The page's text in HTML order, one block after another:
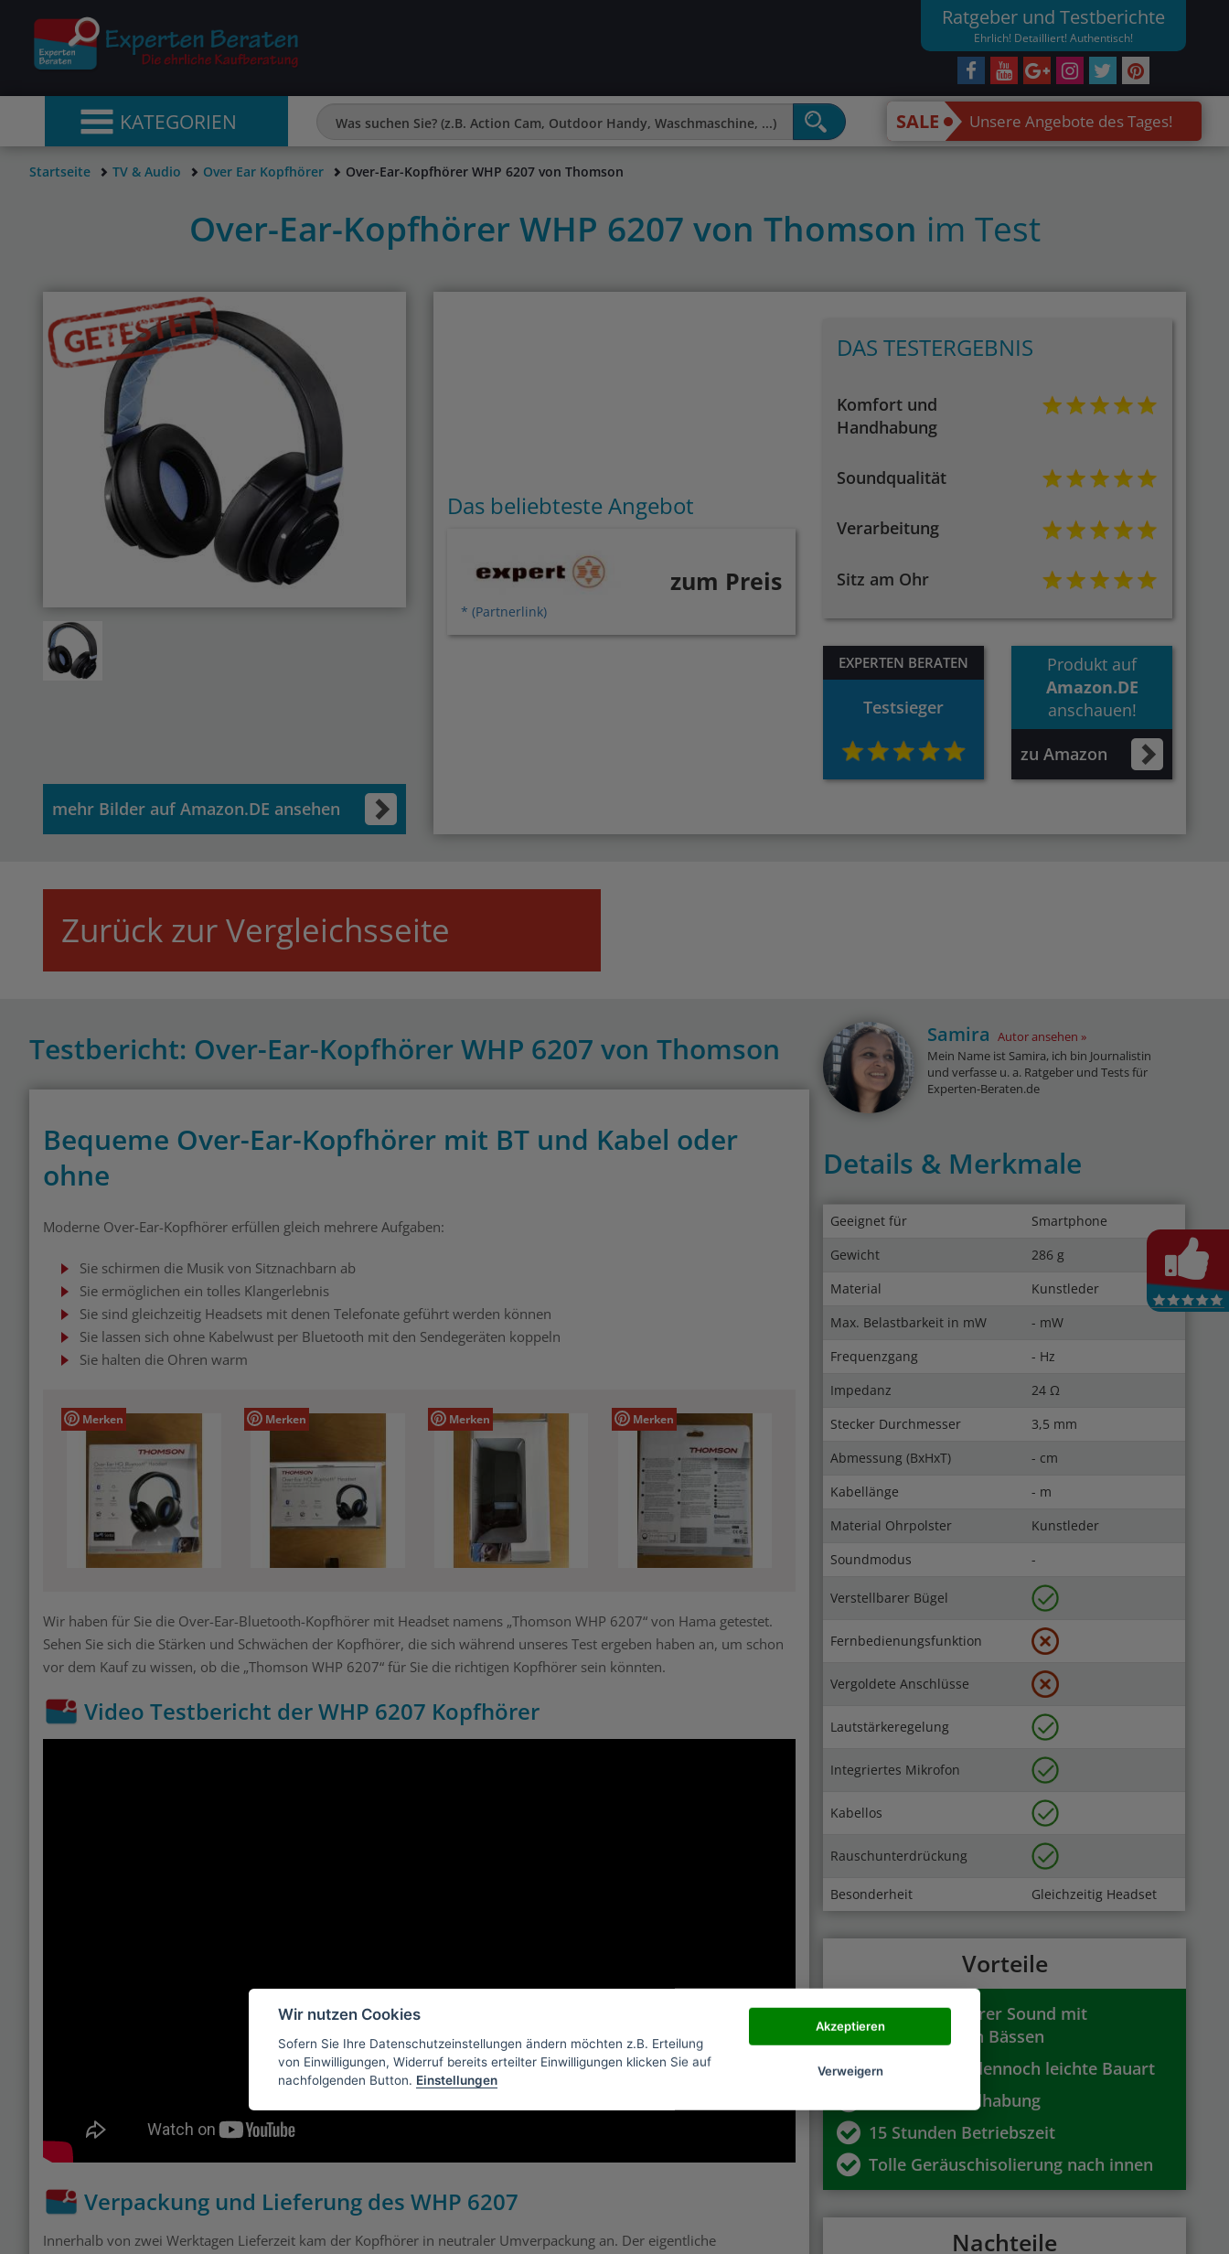
Ratgeber und Testberichte
Ehrlich! Detailliert! Authentisch!
KATEGORIEN SALE Unsere Angebote des Tages!
Startseite TV & Audio Over Ear Kopfhörer Over-Ear-Kopfhörer WHP 6207 von Thomson
Over-Ear-Kopfhörer WHP 6207 von Thomson im Test
mehr Bilder auf Amazon.DE ansehen
Das beliebteste Angebot
* (Partnerlink)
zum Preis
DAS TESTERGEBNIS
Komfort und
Handhabung
Soundqualität
Verarbeitung
Sitz am Ohr
EXPERTEN BERATEN
Testsieger
Produkt auf
Amazon.DE
anschauen!
zu Amazon
Zurück zur Vergleichsseite
Testbericht: Over-Ear-Kopfhörer WHP 6207 von Thomson
Bequeme Over-Ear-Kopfhörer mit BT und Kabel oder
ohne
Moderne Over-Ear-Kopfhörer erfüllen gleich mehrere Aufgaben:
Sie schirmen die Musik von Sitznachbarn ab
Sie ermöglichen ein tolles Klangerlebnis
Sie sind gleichzeitig Headsets mit denen Telefonate geführt werden können
Sie lassen sich ohne Kabelwust per Bluetooth mit den Sendegeräten koppeln
Sie halten die Ohren warm
Merken Merken Merken Merken
Wir haben für Sie die Over-Ear-Bluetooth-Kopfhörer mit Headset namens „Thomson WHP 6207“ von Hama getestet.
Sehen Sie sich die Stärken und Schwächen der Kopfhörer, die sich während unseres Test ergeben haben an, um schon
vor dem Kauf zu wissen, ob die „Thomson WHP 6207“ für Sie die richtigen Kopfhörer sein könnten.
Video Testbericht der WHP 6207 Kopfhörer
Verpackung und Lieferung des WHP 6207
Innerhalb von zwei Werktagen Lieferzeit kam der Kopfhörer in neutraler Umverpackung an. Der eigentliche
Samira Autor ansehen
Mein Name ist Samira, ich bin Journalistin
und verfasse u. a. Ratgeber und Tests für
Experten-Beraten.de
Details & Merkmale
Geeignet für
Smartphone
Gewicht
286 g
Material
Kunstleder
Max. Belastbarkeit in mW
- mW
Frequenzgang
- Hz
Impedanz
24 Ω
Stecker Durchmesser
3,5 mm
Abmessung (BxHxT)
- cm
Kabellänge
- m
Material Ohrpolster
Kunstleder
Soundmodus
-
Verstellbarer Bügel
Fernbedienungsfunktion
Vergoldete Anschlüsse
Lautstärkeregelung
Integriertes Mikrofon
Kabellos
Rauschunterdrückung
Besonderheit Gleichzeitig Headset
Vorteile
Satter und klarer Sound mit
ausreichenden Bässen
Robuste und dennoch leichte Bauart
Einfache Handhabung
15 Stunden Betriebszeit
Tolle Geräuschisolierung nach innen
Nachteile
Wir nutzen Cookies
Sofern Sie Ihre Datenschutzeinstellungen ändern möchten z.B. Erteilung
von Einwilligungen, Widerruf bereits erteilter Einwilligungen klicken Sie auf
nachfolgenden Button. Einstellungen
Akzeptieren
Verweigern